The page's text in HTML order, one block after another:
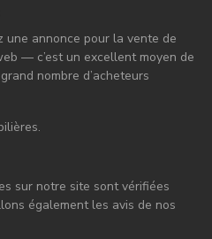
une annonce pour la vente de
— c’est un excellent moyen de
nombre d’acheteurs
sur notre site sont vérifiées
également les avis de nos